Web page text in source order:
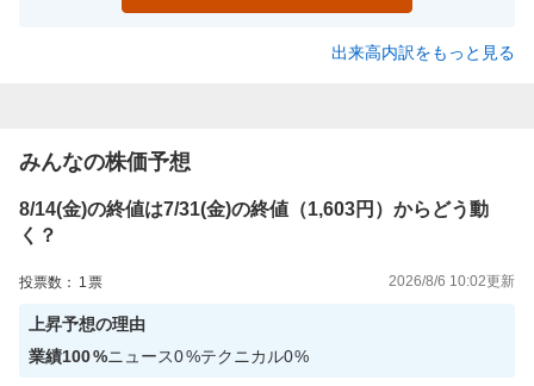
出来高内訳をもっと見る
みんなの株価予想
8/14(金)の終値は7/31(金)の終値（1,603円）からどう動
く？
投票数： 1 票 2026/8/6 10:02更新
上昇予想の理由
業績100%ニュース0%テクニカル0%